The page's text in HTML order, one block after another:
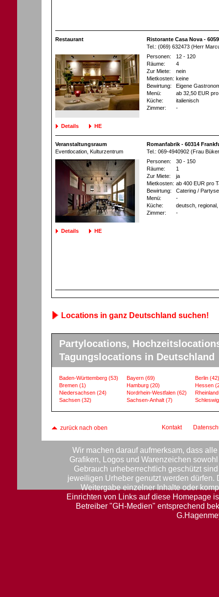
Restaurant
Ristorante Casa Nova -
Tel.: (069) 632473 (Herr
Details HE
Personen:
12 - 120
Räume:
4
Zur Miete:
nein
Mietkosten: keine
Bewirtung:
Eigene
Menü:
ab 32,50 EUR
Küche:
italienisch
Zimmer:
-
Veranstaltungsraum
Eventlocation , Kulturzentrum
Romanfabrik - 60314
Tel.: 069-4940902 (Frau
Details HE
Personen:
30 - 150
Räume:
1
Zur Miete:
ja
Mietkosten: ab 400 EUR pro
Bewirtung:
Catering /
Menü:
-
Küche:
deutsch,
Zimmer:
-
Locations in ganz Deutschland suchen!
Partylocations,
Tagungslocations in Deutschland
Baden-Württemberg (53) Bayern (69) Berlin (42)
Bremen (1) Hamburg (20) Hessen
Niedersachsen (24) Nordrhein-Westfalen (62)
Sachsen (32) Sachsen-Anhalt (7)
zurück nach oben Kontakt
Wir machen darauf aufmerksam, dass
Grafiken, Logos und Warenzeichen
Gebrauch urheberrechtlich geschützt
jeweiligen Urheber genutzt werden
Weitergabe einzelner Inhalte oder
Einrichten von Links auf diese Homepage
Betreiber "GH-Medien" entsprechend